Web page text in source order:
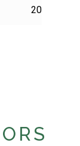
2024-2025